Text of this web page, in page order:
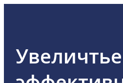
Увеличтье